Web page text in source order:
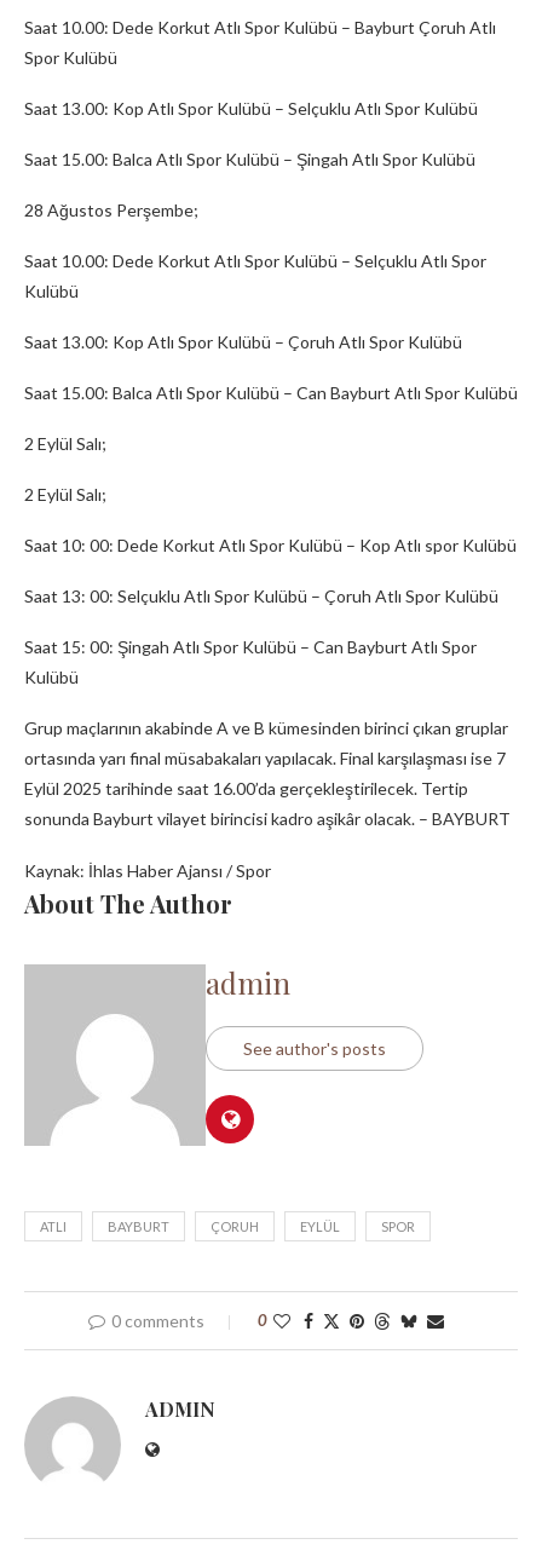
Saat 10.00: Dede Korkut Atlı Spor Kulübü – Bayburt Çoruh Atlı
Spor Kulübü
Saat 13.00: Kop Atlı Spor Kulübü – Selçuklu Atlı Spor Kulübü
Saat 15.00: Balca Atlı Spor Kulübü – Şingah Atlı Spor Kulübü
28 Ağustos Perşembe;
Saat 10.00: Dede Korkut Atlı Spor Kulübü – Selçuklu Atlı Spor
Kulübü
Saat 13.00: Kop Atlı Spor Kulübü – Çoruh Atlı Spor Kulübü
Saat 15.00: Balca Atlı Spor Kulübü – Can Bayburt Atlı Spor Kulübü
2 Eylül Salı;
2 Eylül Salı;
Saat 10: 00: Dede Korkut Atlı Spor Kulübü – Kop Atlı spor Kulübü
Saat 13: 00: Selçuklu Atlı Spor Kulübü – Çoruh Atlı Spor Kulübü
Saat 15: 00: Şingah Atlı Spor Kulübü – Can Bayburt Atlı Spor
Kulübü
Grup maçlarının akabinde A ve B kümesinden birinci çıkan gruplar
ortasında yarı final müsabakaları yapılacak. Final karşılaşması ise 7
Eylül 2025 tarihinde saat 16.00’da gerçekleştirilecek. Tertip
sonunda Bayburt vilayet birincisi kadro aşikâr olacak. – BAYBURT
Kaynak: İhlas Haber Ajansı / Spor
About The Author
admin
See author's posts
ATLI BAYBURT ÇORUH EYLÜL SPOR
0 comments 0
ADMIN